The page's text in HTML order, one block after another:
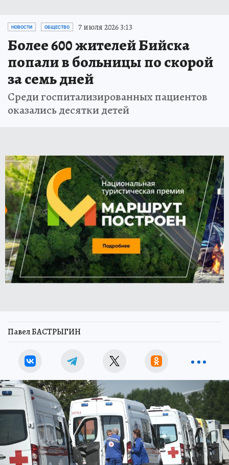
НОВОСТИ ОБЩЕСТВО 7 июля 2026 3:13
Более 600 жителей Бийска
попали в больницы по скорой
за семь дней
Среди госпитализированных пациентов
оказались десятки детей
Павел БАСТРЫГИН